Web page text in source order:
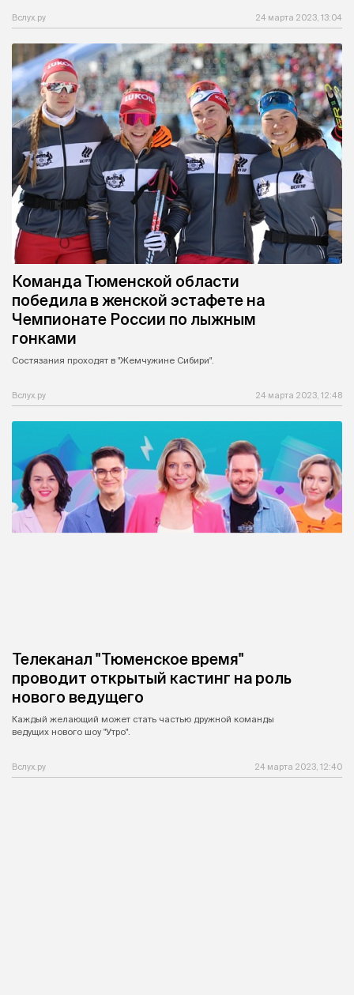
Вслух.ру 24 марта 2023, 13:04
Команда Тюменской области
победила в женской эстафете на
Чемпионате России по лыжным
гонками
Состязания проходят в "Жемчужине Сибири".
Вслух.ру 24 марта 2023, 12:48
Телеканал "Тюменское время"
проводит открытый кастинг на роль
нового ведущего
Каждый желающий может стать частью дружной команды
ведущих нового шоу "Утро".
Вслух.ру 24 марта 2023, 12:40